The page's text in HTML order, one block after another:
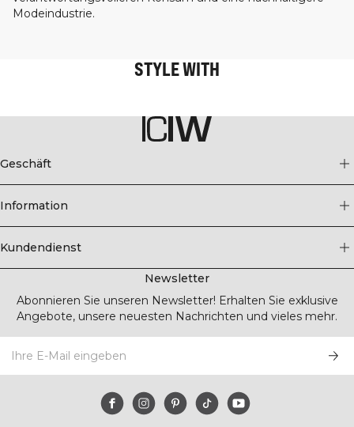
Modeindustrie.
STYLE WITH
Geschäft
Information
Kundendienst
Newsletter
Abonnieren Sie unseren Newsletter! Erhalten Sie exklusive
Angebote, unsere neuesten Nachrichten und vieles mehr.